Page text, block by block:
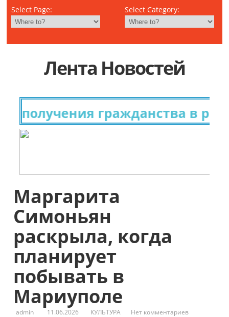
Select Page: Select Category:
Лента Новостей
получения гражданства в
Маргарита
Симоньян
раскрыла, когда
планирует
побывать в
Мариуполе
admin 11.06.2026 КУЛЬТУРА Нет комментариев